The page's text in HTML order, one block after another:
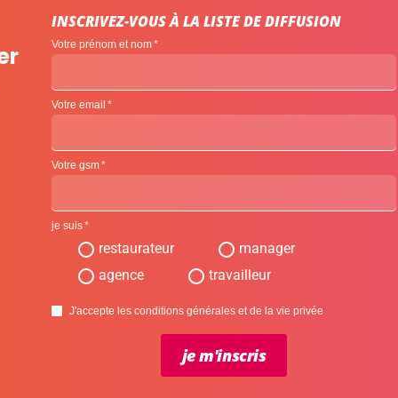
INSCRIVEZ-VOUS À LA LISTE DE DIFFUSION
Votre prénom et nom
Votre email
Votre gsm
je suis
restaurateur
manager
agence
travailleur
J'accepte les conditions générales et de la vie privée
je m'inscris